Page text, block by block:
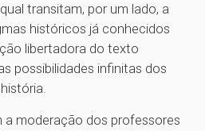
transitam, por um lado, a
históricos já conhecidos
libertadora do texto
possibilidades infinitas dos
moderação dos professores